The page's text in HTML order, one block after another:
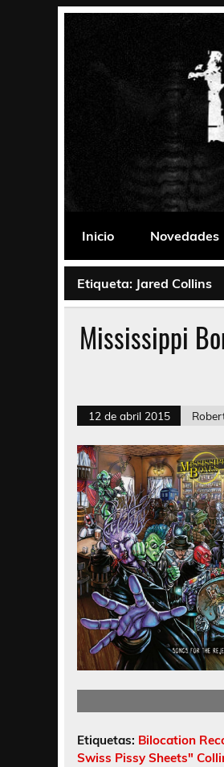
La
Inicio
Novedades
Etiqueta: Jared Collins
Mississippi
12 de abril 2015
Etiquetas: Bilocation
Swiss Pissy Sheets"